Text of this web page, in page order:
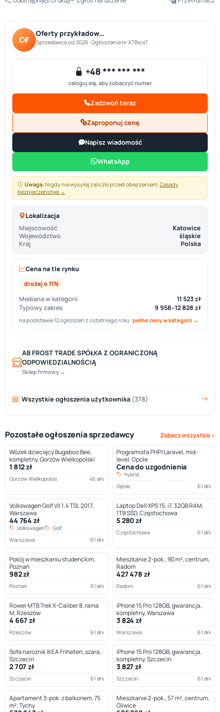
OF
Oferty przykładow…
Sprzedawca od 2026 · Ogłoszenie nr X7BsisT
+48 *** *** ***
zaloguj się, aby zobaczyć numer
Zadzwoń teraz
Zaproponuj cenę
Napisz wiadomość
WhatsApp
Uwaga: Nigdy nie wysyłaj zaliczki przed obejrzeniem. Zasady
bezpieczeństwa →
Lokalizacja
Miejscowość
Katowice
Województwo
śląskie
Kraj
Polska
Cena na tle rynku
drożej o 11%
Mediana w kategorii
11 523 zł
Typowy zakres
9 958–12 828 zł
na podstawie 12 ogłoszeń z ostatniego roku ·pełne ceny w kategorii →
AB FROST TRADE SPÓŁKA Z OGRANICZONĄ
ODPOWIEDZIALNOŚCIĄ
Sklep firmowy →
Wszystkie ogłoszenia użytkownika (378)
Pozostałe ogłoszenia sprzedawcy
Zobacz wszystkie ›
Wózek dziecięcy Bugaboo Bee,
kompletny, Gorzów Wielkopolski
1 812 zł
Gorzów Wielkopolski 46 dni
Programista PHP/Laravel, mid-
level, Opole
Cena do uzgodnienia
hybrid
Opole
61 dni
Volkswagen Golf VII 1.4 TSI, 2017,
Warszawa
44 764 zł
Volkswagen
Golf
Warszawa
61 dni
Laptop Dell XPS 15, i7, 32GB RAM,
1TB SSD, Częstochowa
5 280 zł
Częstochowa 61 dni
Pokój w mieszkaniu studenckim,
Poznań
982 zł
Poznań 61 dni
Mieszkanie 2-pok., 90 m², centrum,
Radom
427 478 zł
Radom 61 dni
Rower MTB Trek X-Caliber 8, rama
M, Rzeszów
4 667 zł
Rzeszów 61 dni
iPhone 15 Pro 128GB, gwarancja,
kompletny, Warszawa
3 824 zł
Warszawa 61 dni
Sofa narożnik IKEA Friheten, szara,
Szczecin
2 707 zł
Szczecin 61 dni
iPhone 15 Pro 128GB, gwarancja,
kompletny, Szczecin
3 827 zł
Szczecin 61 dni
Apartament 3-pok. z balkonem, 75
m², Tychy
Mieszkanie 2-pok., 57 m², centrum,
Gliwice